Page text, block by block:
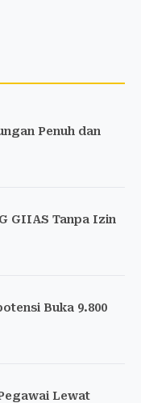
Penuh dan
GIIAS Tanpa Izin
Buka 9.800
Lewat